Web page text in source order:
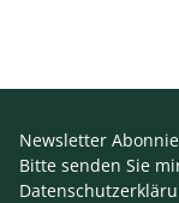
Newsletter
Bitte senden Sie